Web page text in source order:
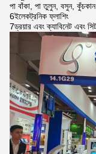
পা বাঁকা, পা তুলুন, বসুন, কুঁচকান
6ইলেকট্রনিক ফ্লাশিং
7ড্রয়ার এবং ক্যাবিনেট এবং